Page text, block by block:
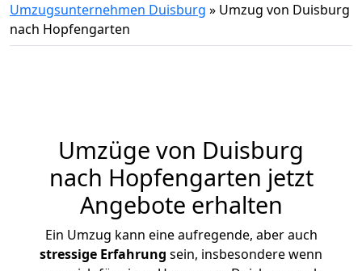
Umzugsunternehmen Duisburg » Umzug von Duisburg
nach Hopfengarten
Umzüge von Duisburg
nach Hopfengarten jetzt
Angebote erhalten
Ein Umzug kann eine aufregende, aber auch
stressige Erfahrung sein, insbesondere wenn